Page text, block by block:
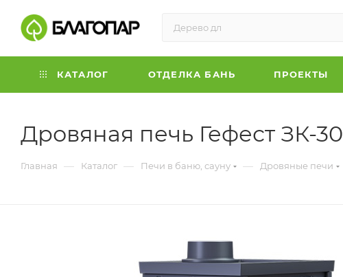
КАТАЛОГ ОТДЕЛКА БАНЬ ПРОЕКТЫ
Дровяная печь Гефест ЗК-30
Главная — Каталог — Печи в баню, сауну — Дровяные печи